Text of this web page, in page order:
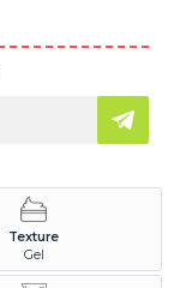
Texture
Gel